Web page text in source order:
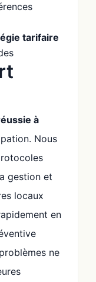
tarifaire
à
Nous
gestion et
locaux
en
ne